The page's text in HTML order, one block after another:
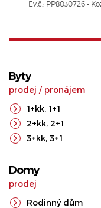
Ev.č.: PP8030726 - Kozácká
Byty
prodej / pronájem
1+kk, 1+1
2+kk, 2+1
3+kk, 3+1
Domy
prodej
Rodinný dům